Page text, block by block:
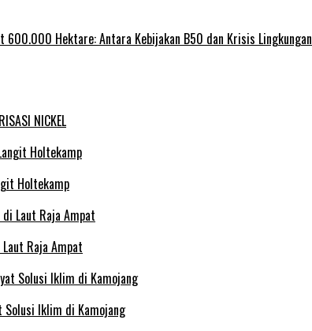
600.000 Hektare: Antara Kebijakan B50 dan Krisis Lingkungan
NICKEL
Holtekamp
Raja Ampat
Solusi Iklim di Kamojang